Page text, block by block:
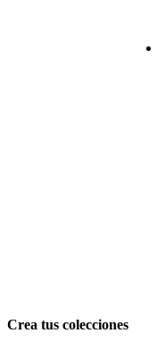
Crea tus colecciones